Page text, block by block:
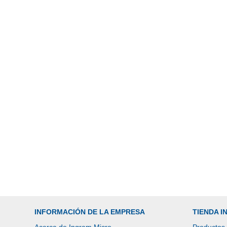
INFORMACIÓN DE LA EMPRESA
TIENDA